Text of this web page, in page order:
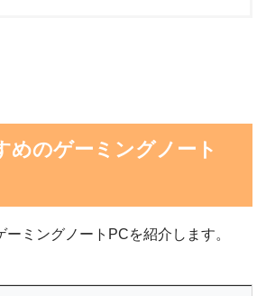
めのゲーミングノート
ミングノートPCを紹介します。